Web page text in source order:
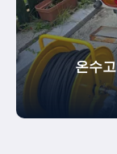
온수